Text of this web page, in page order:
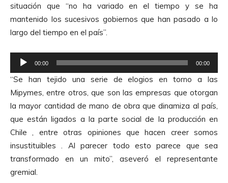
situación que “no ha variado en el tiempo y se ha
mantenido los sucesivos gobiernos que han pasado a lo
largo del tiempo en el país”.
e
p
r
o
d
u
c
t
o
00:00 00:00
“Se han tejido una serie de elogios en torno a las
Mipymes, entre otros, que son las empresas que otorgan
la mayor cantidad de mano de obra que dinamiza al país,
que están ligados a la parte social de la producción en
Chile , entre otras opiniones que hacen creer somos
insustituibles . Al parecer todo esto parece que sea
transformado en un mito”, aseveró el representante
gremial.